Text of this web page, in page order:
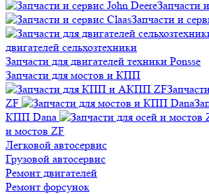
Запчасти
Запчасти и
двигателей сельхозтехники
Запчасти для двигателей техники Ponsse
Запчасти для мостов и КПП
ZF
КПП Dana
и мостов ZF
Легковой автосервис
Грузовой автосервис
Ремонт двигателей
Ремонт форсунок